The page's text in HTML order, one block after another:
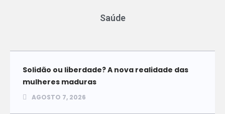
Saúde
Solidão ou liberdade? A nova realidade das
mulheres maduras
AGOSTO 7, 2026